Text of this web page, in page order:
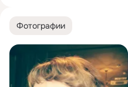
Фотографии